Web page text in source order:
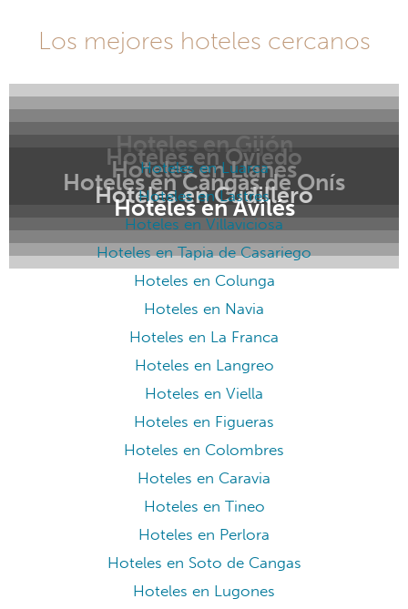
Los mejores hoteles cercanos
Hoteles en Gijón
Hoteles en Oviedo
Hoteles en Llanes
Hoteles en Cangas de Onís
Hoteles en Cudillero
Hoteles en Avilés
Hoteles en Luarca
Hoteles en Lastres
Hoteles en Villaviciosa
Hoteles en Tapia de Casariego
Hoteles en Colunga
Hoteles en Navia
Hoteles en La Franca
Hoteles en Langreo
Hoteles en Viella
Hoteles en Figueras
Hoteles en Colombres
Hoteles en Caravia
Hoteles en Tineo
Hoteles en Perlora
Hoteles en Soto de Cangas
Hoteles en Lugones